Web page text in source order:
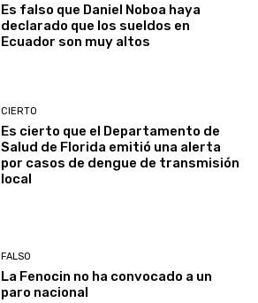
Es falso que Daniel Noboa haya
declarado que los sueldos en
Ecuador son muy altos
CIERTO
Es cierto que el Departamento de
Salud de Florida emitió una alerta
por casos de dengue de transmisión
local
FALSO
La Fenocin no ha convocado a un
paro nacional